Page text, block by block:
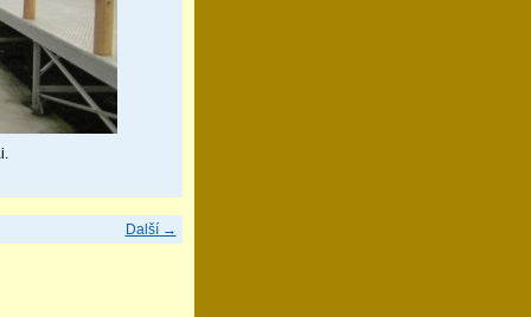
Další →